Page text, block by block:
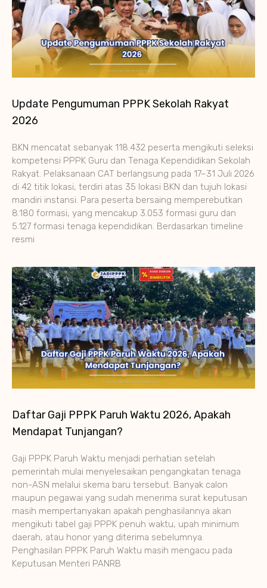
Update Pengumuman PPPK Sekolah Rakyat
2026
BKN mencatat sebanyak 118.432 peserta mengikuti seleksi
kompetensi PPPK Guru dan Tenaga Kependidikan Sekolah
Rakyat. Pelaksanaan CAT berlangsung pada 17–31 Juli 2026
di 42 titik lokasi, terdiri atas 35 lokasi BKN dan tujuh lokasi
mandiri instansi. Para peserta bersaing memperebutkan
8.180 formasi, yang mencakup 3.053 formasi guru dan
5.127 formasi tenaga kependidikan. Berdasarkan timeline
resmi
Daftar Gaji PPPK Paruh Waktu 2026, Apakah
Mendapat Tunjangan?
Gaji PPPK Paruh Waktu menjadi perhatian setelah
pemerintah mulai menyelesaikan pengangkatan tenaga
non-ASN melalui skema baru tersebut. Banyak calon
maupun pegawai yang sudah menerima surat keputusan
masih mempertanyakan apakah penghasilannya akan
mengikuti tabel gaji PPPK penuh waktu, upah minimum
daerah, atau honor yang diterima sebelumnya.
Penghasilan PPPK Paruh Waktu masih mengacu pada
Keputusan Menteri PANRB